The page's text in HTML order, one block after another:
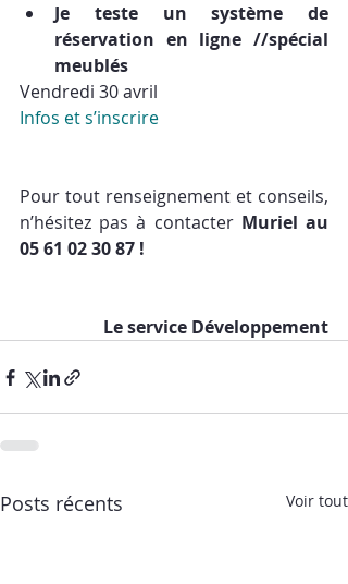
Je teste un système de
réservation en ligne //spécial
meublés
Vendredi 30 avril
Infos et s’inscrire
Pour tout renseignement et conseils,
n’hésitez pas à contacter Muriel au
05 61 02 30 87 !
Le service Développement
Posts récents Voir tout